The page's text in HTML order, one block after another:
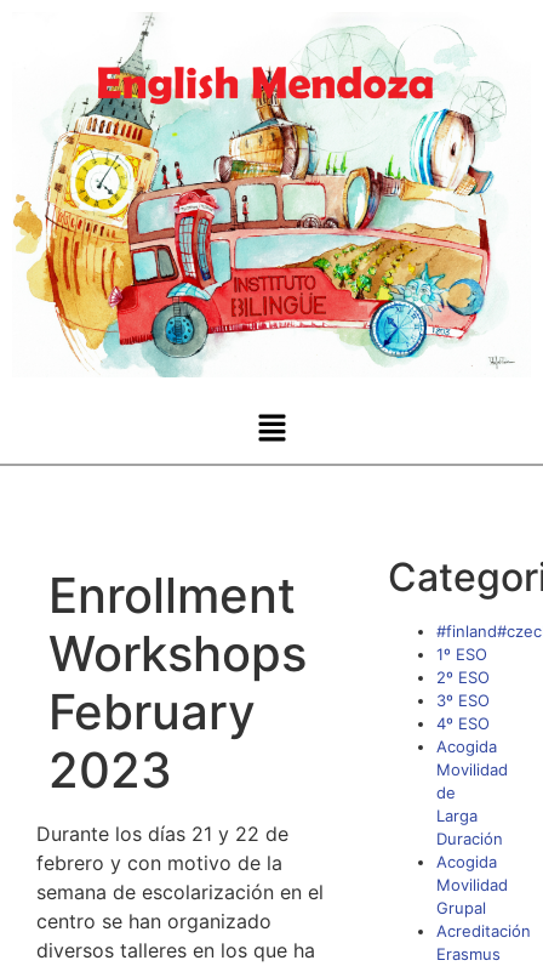
Enrollment
Workshops
February
2023
Durante los días 21 y 22 de
febrero y con motivo de la
semana de escolarización en el
centro se han organizado
diversos talleres en los que ha
1º ESO
2º ESO
3º ESO
4º ESO
Acogida
Movilidad
de
Larga
Duración
Acogida
Movilidad
Grupal
Acreditación
Erasmus